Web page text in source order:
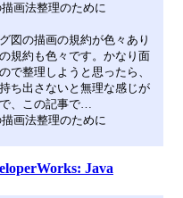
画法整理のために
図の描画の規約が色々あり
規約も色々です。かなり面
で整理しようと思ったら、
ち出さないと無理な感じが
、この記事で…
画法整理のために
Java